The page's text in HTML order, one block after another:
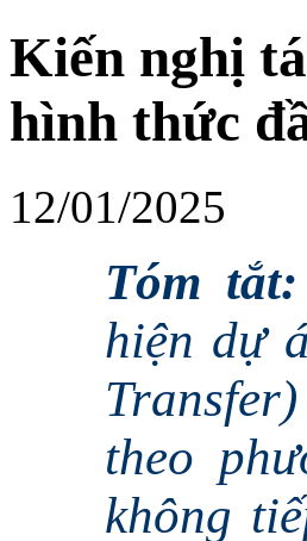
Kiến nghị
hình thức
12/01/2025
Tóm tắt:
hiện dự
theo
không